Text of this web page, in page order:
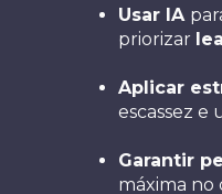
Usar IA
priorizar
Aplicar
escassez e
Garantir
máxima no